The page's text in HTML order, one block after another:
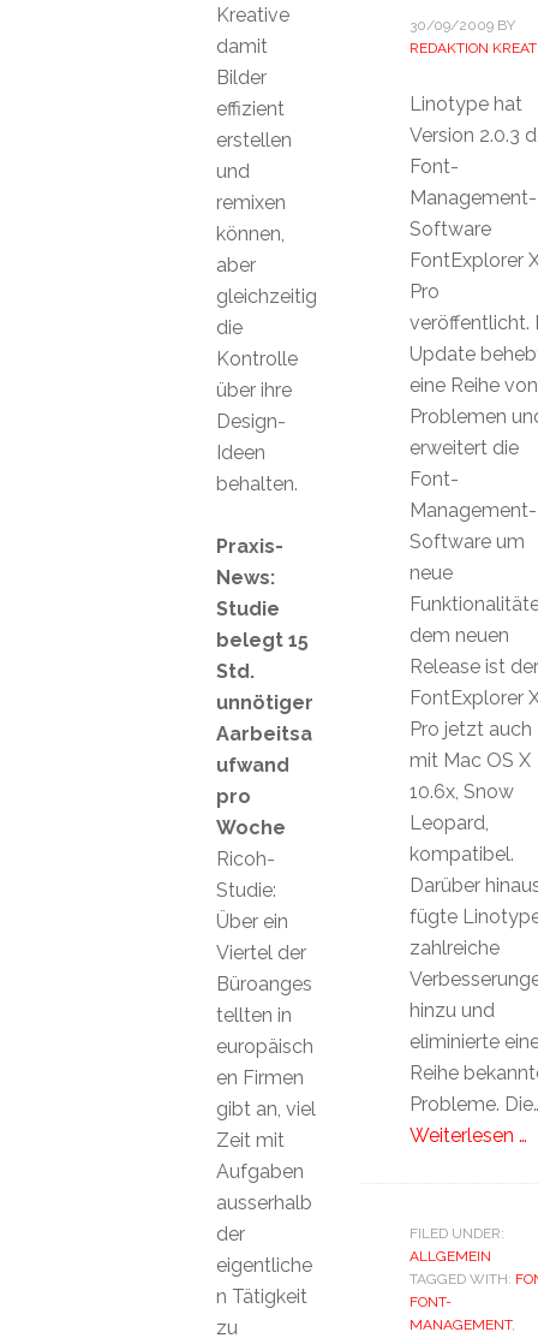
30/09/2009BY
REDAKTION
Linotype hat
Version 2.0.3
Font-
Management-
Software
FontExplorer
Pro
veröffentlicht.
Update
eine Reihe von
Problemen
erweitert die
Font-
Management-
Software um
neue
dem neuen
Release ist der
FontExplorer
Pro jetzt auch
mit Mac OS X
10.6x, Snow
Leopard,
kompatibel.
Darüber
fügte
zahlreiche
hinzu und
eliminierte
Reihe
Probleme.
Weiterlesen …
FILED UNDER:
ALLGEMEIN
TAGGED WITH:
FONT-
MANAGEMENT,
Kreative
damit
Bilder
effizient
erstellen
und
remixen
können,
aber
gleichzeitig
die
Kontrolle
über ihre
Design-
Ideen
behalten.
Praxis-
News:
Studie
belegt 15
Std.
unnötiger
Aarbeitsa
ufwand
pro
Woche
Ricoh-
Studie:
Über ein
Viertel der
Büroanges
tellten in
europäisch
en Firmen
gibt an, viel
Zeit mit
Aufgaben
ausserhalb
der
eigentliche
n Tätigkeit
zu